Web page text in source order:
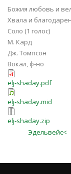
Божия любовь и
Хвала и
Соло (1 голос)
М. Кард
Дж. Томпсон
Вокал, ф-но
elj-shaday.pdf
elj-shaday.mid
elj-shaday.zip
Эдельвейс<